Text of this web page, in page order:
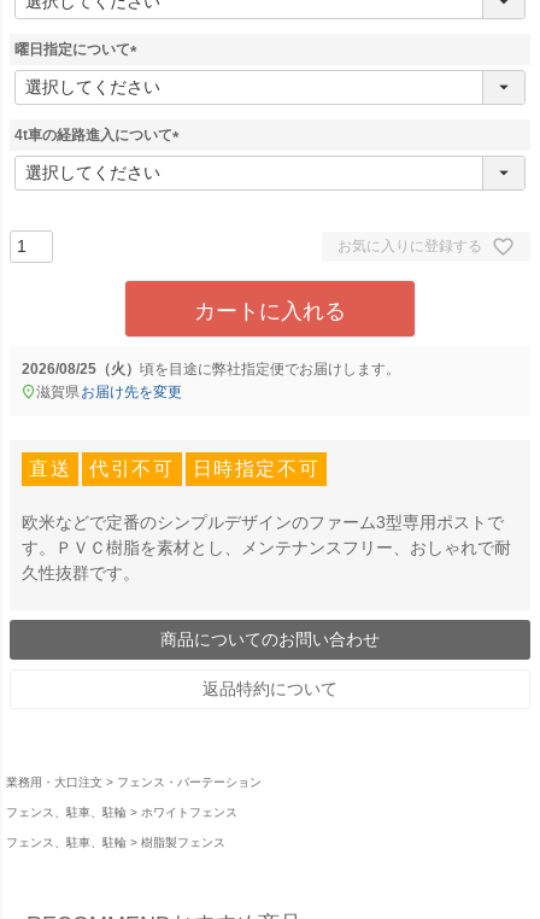
必
)
曜日指定について
(
必
4t車の経路進入について
(
お気に入りに登録する
カートに入れる
2026/08/25（火） に弊社指定便でお届けします。
滋賀県 お届け先を変更
直送 代引不可 日時指定不可
欧米などで定番のシンプルデザインのファーム3型専用ポストで
す。ＰＶＣ樹脂を素材とし、メンテナンスフリー、おしゃれで耐
久性抜群です。
商品についてのお問い合わせ
返品特約について
業務用・大口注文 フェンス・パーテーション
フェンス、駐車、駐輪 ホワイトフェンス
フェンス、駐車、駐輪 樹脂製フェンス